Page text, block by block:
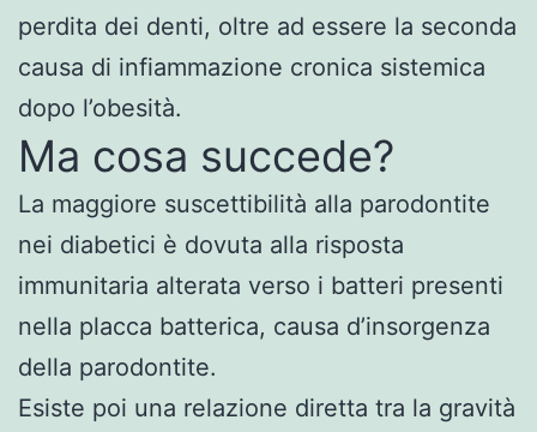
perdita dei denti, oltre ad essere la seconda
causa di infiammazione cronica sistemica
dopo l’obesità.
Ma cosa succede?
La maggiore suscettibilità alla parodontite
nei diabetici è dovuta alla risposta
immunitaria alterata verso i batteri presenti
nella placca batterica, causa d’insorgenza
della parodontite.
Esiste poi una relazione diretta tra la gravità